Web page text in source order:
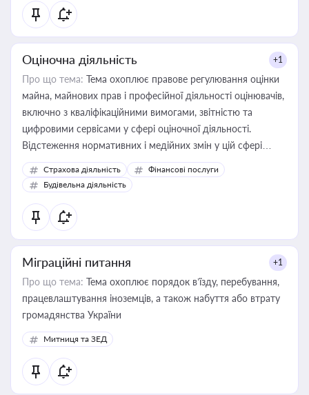
Оціночна діяльність +1
Про що тема: Тема охоплює правове регулювання оцінки
майна, майнових прав і професійної діяльності оцінювачів,
включно з кваліфікаційними вимогами, звітністю та
цифровими сервісами у сфері оціночної діяльності.
Відстеження нормативних і медійних змін у цій сфері
корисне для власника бізнесу, керівника, юриста або
бухгалтера під час оподаткування, приватизації, оренди
державного майна, корпоративних угод і перевірки
статусу суб'єктів оціночної діяльності
Страхова діяльність
Фінансові послуги
Будівельна діяльність
Міграційні питання +1
Про що тема: Тема охоплює порядок в’їзду, перебування,
працевлаштування іноземців, а також набуття або втрату
громадянства України
Митниця та ЗЕД